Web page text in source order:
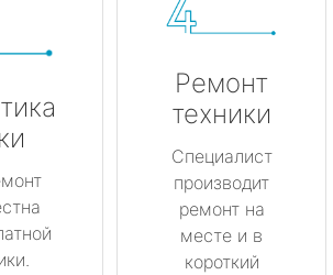
Ремонт
техники
Специалист
производит
ремонт на
месте и в
короткий